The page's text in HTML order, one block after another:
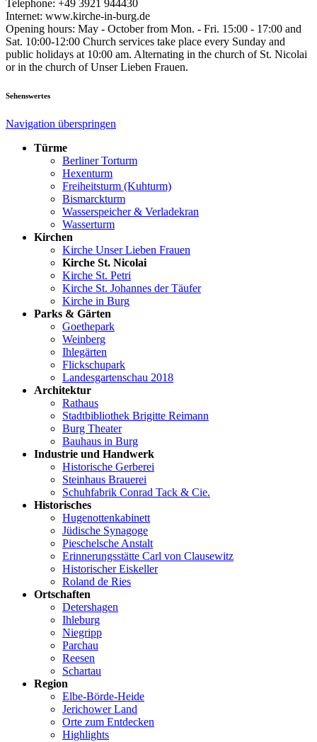
Telephone: +49 3921 944430
Internet: www.kirche-in-burg.de
Opening hours: May - October from Mon. - Fri. 15:00 - 17:00 and
Sat. 10:00-12:00 Church services take place every Sunday and
public holidays at 10:00 am. Alternating in the church of St. Nicolai
or in the church of Unser Lieben Frauen.
Sehenswertes
Navigation überspringen
Türme
Berliner Torturm
Hexenturm
Freiheitsturm (Kuhturm)
Bismarckturm
Wasserspeicher & Verladekran
Wasserturm
Kirchen
Kirche Unser Lieben Frauen
Kirche St. Nicolai
Kirche St. Petri
Kirche St. Johannes der Täufer
Kirche in Burg
Parks & Gärten
Goethepark
Weinberg
Ihlegärten
Flickschupark
Landesgartenschau 2018
Architektur
Rathaus
Stadtbibliothek Brigitte Reimann
Burg Theater
Bauhaus in Burg
Industrie und Handwerk
Historische Gerberei
Steinhaus Brauerei
Schuhfabrik Conrad Tack & Cie.
Historisches
Hugenottenkabinett
Jüdische Synagoge
Pieschelsche Anstalt
Erinnerungsstätte Carl von Clausewitz
Historischer Eiskeller
Roland de Ries
Ortschaften
Detershagen
Ihleburg
Niegripp
Parchau
Reesen
Schartau
Region
Elbe-Börde-Heide
Jerichower Land
Orte zum Entdecken
Highlights